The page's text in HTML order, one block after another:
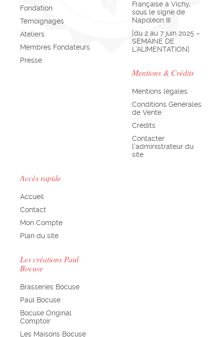
Fondation
Témoignages
Ateliers
Membres Fondateurs
Presse
Française à Vichy,
sous le signe de
Napoléon III
[du 2 au 7 juin 2025 –
SEMAINE DE
L’ALIMENTATION]
Mentions & Crédits
Mentions légales
Conditions Générales
de Vente
Crédits
Contacter
l'administrateur du
site
Accès rapide
Accueil
Contact
Mon Compte
Plan du site
Les créations Paul
Bocuse
Brasseries Bocuse
Paul Bocuse
Bocuse Original
Comptoir
Les Maisons Bocuse